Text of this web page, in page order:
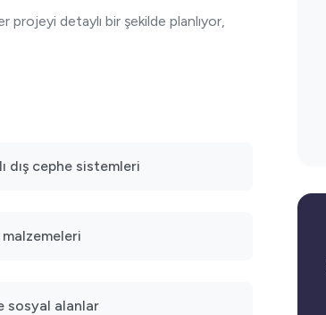
detaylı bir şekilde planlıyor,
dış cephe sistemleri
sosyal alanlar